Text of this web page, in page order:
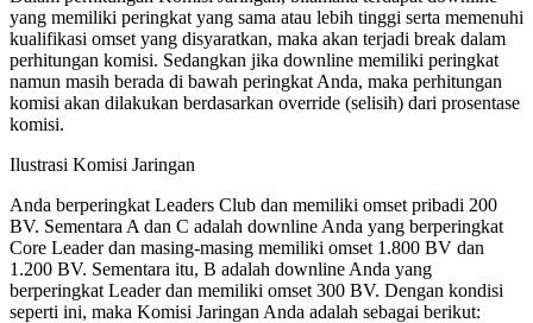
yang memiliki peringkat yang sama atau lebih tinggi serta memenuhi
kualifikasi omset yang disyaratkan, maka akan terjadi break dalam
perhitungan komisi. Sedangkan jika downline memiliki peringkat
namun masih berada di bawah peringkat Anda, maka perhitungan
komisi akan dilakukan berdasarkan override (selisih) dari prosentase
komisi.
Ilustrasi Komisi Jaringan
Anda berperingkat Leaders Club dan memiliki omset pribadi 200
BV. Sementara A dan C adalah downline Anda yang berperingkat
Core Leader dan masing-masing memiliki omset 1.800 BV dan
1.200 BV. Sementara itu, B adalah downline Anda yang
berperingkat Leader dan memiliki omset 300 BV. Dengan kondisi
seperti ini, maka Komisi Jaringan Anda adalah sebagai berikut: